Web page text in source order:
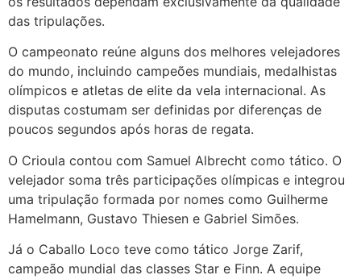
das tripulações.
O campeonato reúne alguns dos melhores velejadores
do mundo, incluindo campeões mundiais, medalhistas
olímpicos e atletas de elite da vela internacional. As
disputas costumam ser definidas por diferenças de
poucos segundos após horas de regata.
O Crioula contou com Samuel Albrecht como tático. O
velejador soma três participações olímpicas e integrou
uma tripulação formada por nomes como Guilherme
Hamelmann, Gustavo Thiesen e Gabriel Simões.
Já o Caballo Loco teve como tático Jorge Zarif,
campeão mundial das classes Star e Finn. A equipe